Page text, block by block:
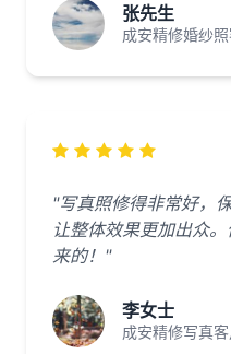
张先生
成安精修婚纱照
"写真照修得非常好，
让整体效果更加出众
来的！"
李女士
成安精修写真客